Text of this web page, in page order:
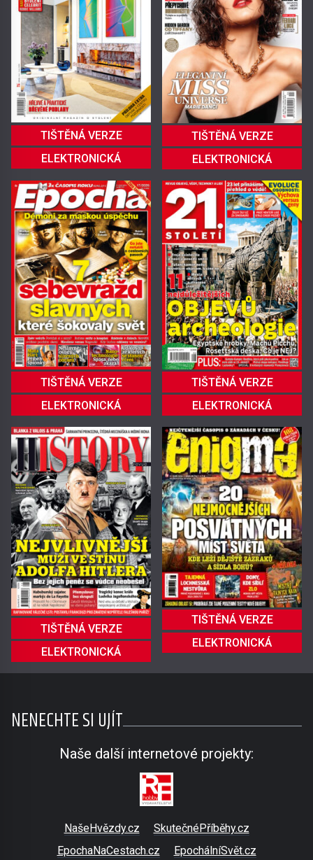
TIŠTĚNÁ VERZE
ELEKTRONICKÁ
TIŠTĚNÁ VERZE
ELEKTRONICKÁ
TIŠTĚNÁ VERZE
ELEKTRONICKÁ
TIŠTĚNÁ VERZE
ELEKTRONICKÁ
TIŠTĚNÁ VERZE
ELEKTRONICKÁ
TIŠTĚNÁ VERZE
ELEKTRONICKÁ
NENECHTE SI UJÍT
Naše další internetové projekty:
NašeHvězdy.cz
SkutečnéPříběhy.cz
EpochaNaCestach.cz
EpochálníSvět.cz